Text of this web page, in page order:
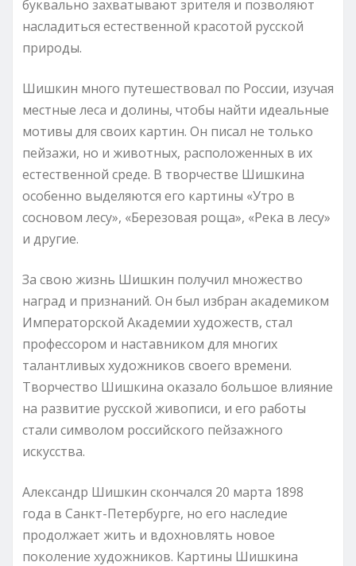
буквально захватывают зрителя и позволяют
насладиться естественной красотой русской
природы.
Шишкин много путешествовал по России, изучая
местные леса и долины, чтобы найти идеальные
мотивы для своих картин. Он писал не только
пейзажи, но и животных, расположенных в их
естественной среде. В творчестве Шишкина
особенно выделяются его картины «Утро в
сосновом лесу», «Березовая роща», «Река в лесу»
и другие.
За свою жизнь Шишкин получил множество
наград и признаний. Он был избран академиком
Императорской Академии художеств, стал
профессором и наставником для многих
талантливых художников своего времени.
Творчество Шишкина оказало большое влияние
на развитие русской живописи, и его работы
стали символом российского пейзажного
искусства.
Александр Шишкин скончался 20 марта 1898
года в Санкт-Петербурге, но его наследие
продолжает жить и вдохновлять новое
поколение художников. Картины Шишкина